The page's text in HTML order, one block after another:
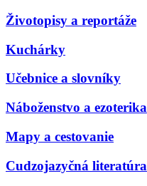
Životopisy a reportáže
Kuchárky
Učebnice a slovníky
Náboženstvo a ezoterika
Mapy a cestovanie
Cudzojazyčná literatúra